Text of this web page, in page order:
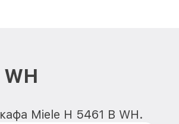
Miele H 5461 B WH.